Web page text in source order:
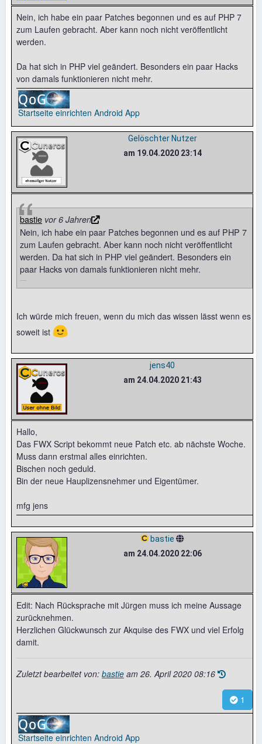
Nein, ich habe ein paar Patches begonnen und es auf PHP 7
zum Laufen gebracht. Aber kann noch nicht veröffentlicht
werden.
Da hat sich in PHP viel geändert. Besonders ein paar Hacks
von damals funktionieren nicht mehr.
Startseite einrichten Android App
Gelöschter Nutzer
am 19.04.2020 23:14
bastie vor 6 Jahren
Nein, ich habe ein paar Patches begonnen und es auf PHP 7
zum Laufen gebracht. Aber kann noch nicht veröffentlicht
werden. Da hat sich in PHP viel geändert. Besonders ein
paar Hacks von damals funktionieren nicht mehr.
Ich würde mich freuen, wenn du mich das wissen lässt wenn es
soweit ist 🙂
jens40
am 24.04.2020 21:43
Hallo,
Das FWX Script bekommt neue Patch etc. ab nächste Woche.
Muss dann erstmal alles einrichten.
Bischen noch geduld.
Bin der neue Hauplizensnehmer und Eigentümer.
mfg jens
bastie
am 24.04.2020 22:06
Edit: Nach Rücksprache mit Jürgen muss ich meine Aussage
zurücknehmen.
Herzlichen Glückwunsch zur Akquise des FWX und viel Erfolg
damit.
Zuletzt bearbeitet von: bastie am 26. April 2020 08:16
1
Startseite einrichten Android App